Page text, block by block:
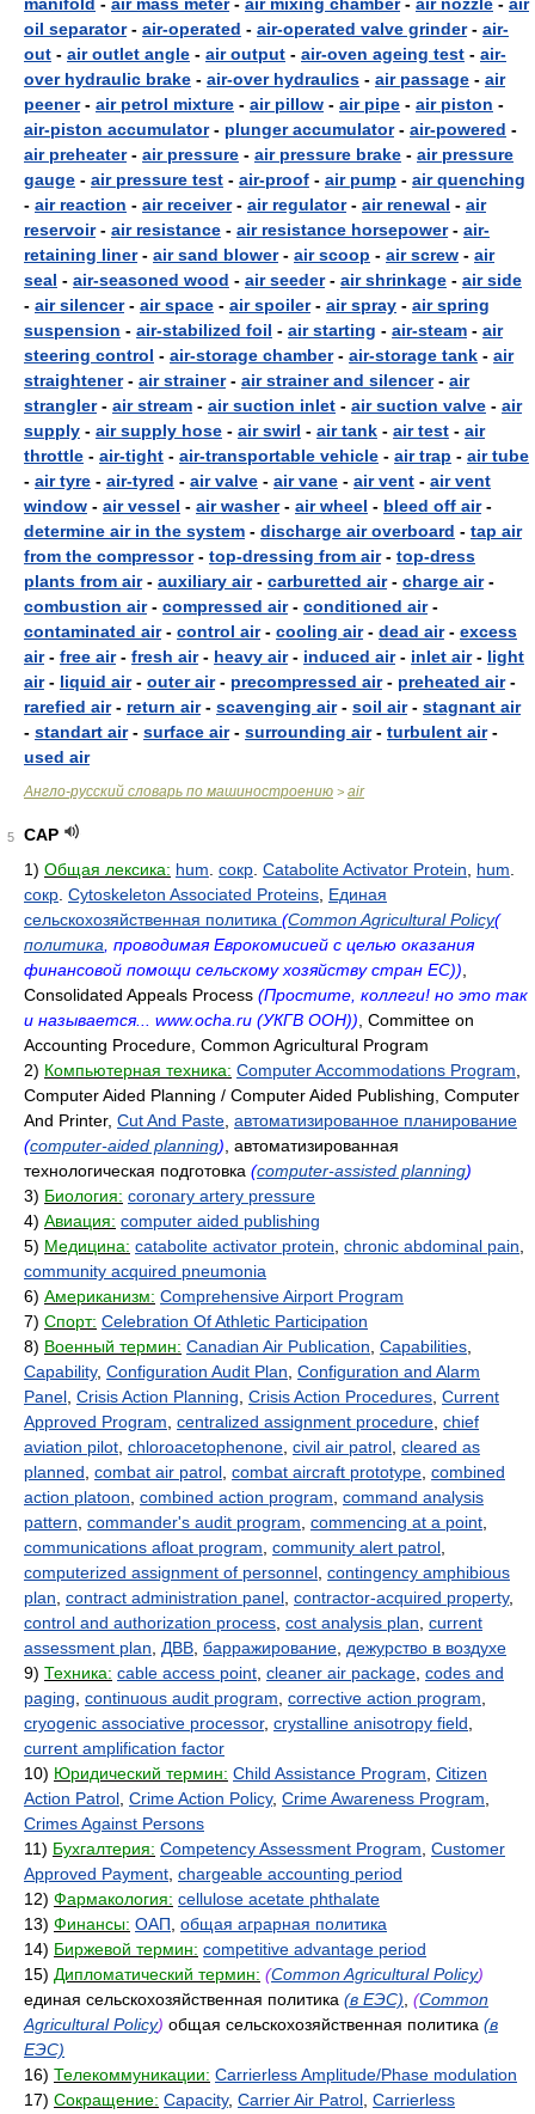
oil separator- air-operated - air-operated valve grinder- air-
out - air outlet angle - air output - air-oven ageing test - air-
over hydraulic brake - air-over hydraulics - air passage - air
peener- air petrol mixture - air pillow - air pipe - air piston -
air-piston accumulator- plunger accumulator- air-powered -
air preheater- air pressure - air pressure brake - air pressure
gauge - air pressure test - air-proof - air pump - air quenching
- air reaction - air receiver- air regulator- air renewal - air
reservoir- air resistance - air resistance horsepower- air-
retaining liner- air sand blower- air scoop - air screw - air
seal - air-seasoned wood - air seeder- air shrinkage - air side
- air silencer- air space - air spoiler- air spray - air spring
suspension - air-stabilized foil - air starting - air-steam - air
steering control - air-storage chamber- air-storage tank - air
straightener- air strainer- air strainer and silencer- air
strangler- air stream - air suction inlet - air suction valve - air
supply - air supply hose - air swirl - air tank - air test - air
throttle - air-tight - air-transportable vehicle - air trap - air tube
- air tyre - air-tyred - air valve - air vane - air vent - air vent
window - air vessel - air washer- air wheel - bleed off air-
determine air in the system - discharge air overboard - tap air
from the compressor- top-dressing from air- top-dress
plants from air- auxiliary air- carburetted air- charge air-
combustion air- compressed air- conditioned air-
contaminated air- control air- cooling air- dead air- excess
air- free air- fresh air- heavy air- induced air- inlet air- light
air- liquid air- outer air- precompressed air- preheated air-
rarefied air- return air- scavenging air- soil air- stagnant air
- standart air- surface air- surrounding air- turbulent air-
used air
Англо-русский словарь по машиностроению > air
5
CAP
1) Общая лексика: hum сокр Catabolite Activator Protein hum
сокр Cytoskeleton Associated Proteins Единая
сельскохозяйственная политика (Common Agricultural Policy(
политика , проводимая Еврокомисией с целью оказания
финансовой помощи сельскому хозяйству стран ЕС))
Consolidated Appeals Process (Простите, коллеги! но это так
и называется... www.ocha.ru (УКГВ ООН)) , Committee on
Accounting Procedure, Common Agricultural Program
2) Компьютерная техника: Computer Accommodations Program
Computer Aided Planning / Computer Aided Publishing, Computer
And Printer, Cut And Paste автоматизированное планирование
(computer-aided planning) , автоматизированная
технологическая подготовка (computer-assisted planning)
3) Биология: coronary artery pressure
4) Авиация: computer aided publishing
5) Медицина: catabolite activator protein chronic abdominal pain
community acquired pneumonia
6) Американизм: Comprehensive Airport Program
7) Спорт: Celebration Of Athletic Participation
8) Военный термин: Canadian Air Publication Capabilities
Capability, Configuration Audit Plan Configuration and Alarm
Panel Crisis Action Planning Crisis Action Procedures Current
Approved Program centralized assignment procedure chief
aviation pilot chloroacetophenone civil air patrol cleared as
planned combat air patrol combat aircraft prototype combined
action platoon combined action program command analysis
pattern commander's audit program commencing at a point
communications afloat program community alert patrol
computerized assignment of personnel contingency amphibious
plan contract administration panel contractor-acquired property,
control and authorization process cost analysis plan current
assessment plan
ДВВ барражирование дежурство в воздухе
9) Техника: cable access point cleaner air package codes and
paging continuous audit program corrective action program
cryogenic associative processor, crystalline anisotropy field
current amplification factor
10) Юридический термин: Child Assistance Program Citizen
Action Patrol Crime Action Policy, Crime Awareness Program
Crimes Against Persons
11) Бухгалтерия: Competency Assessment Program Customer
Approved Payment chargeable accounting period
12) Фармакология: cellulose acetate phthalate
13) Финансы: ОАП общая аграрная политика
14) Биржевой термин: competitive advantage period
15) Дипломатический термин: (Common Agricultural Policy)
единая сельскохозяйственная политика (в ЕЭС) (Common
Agricultural Policy) общая сельскохозяйственная политика (в
ЕЭС)
16) Телекоммуникации: Carrierless Amplitude/Phase modulation
17) Сокращение: Capacity, Carrier Air Patrol Carrierless